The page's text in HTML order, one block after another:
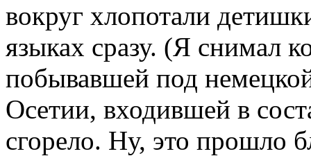
вокруг хлопотали
языках сразу. (Я снимал
побывавшей под
Осетии, входившей в
сгорело. Ну, это прошло